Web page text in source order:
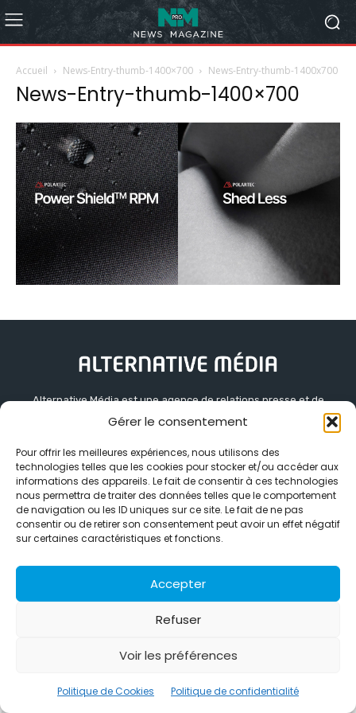
Gérer le consentement
Pour offrir les meilleures expériences, nous utilisons des
technologies telles que les cookies pour stocker et/ou accéder aux
informations des appareils. Le fait de consentir à ces technologies
nous permettra de traiter des données telles que le comportement
de navigation ou les ID uniques sur ce site. Le fait de ne pas
consentir ou de retirer son consentement peut avoir un effet négatif
sur certaines caractéristiques et fonctions.
Accepter
Refuser
Voir les préférences
Politique de Cookies Politique de confidentialité
Accueil News-Entry-thumb-1400×700 News-Entry-thumb-1400x700
News-Entry-thumb-1400×700
Alternative Média est une agence de relations presse et de
relations publiques basée à Grenoble. Depuis 1995, elle conçoit et
pilote des stratégies de visibilité en France et à l’international
grâce à un réseau d’agences partenaires.
Contactez-nous :info@alternativemedia.fr
© Copyright - Alternative Média2026
Clients
Contact International
Références
Politique de Cookies